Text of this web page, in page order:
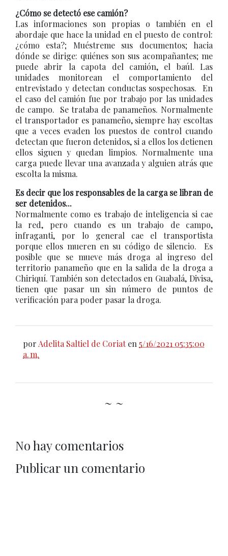
¿Cómo se detectó ese camión?
Las informaciones son propias o también en el
abordaje que hace la unidad en el puesto de control:
¿cómo esta?; Muéstreme sus documentos; hacia
dónde se dirige: quiénes son sus acompañantes; me
puede abrir la capota del camión, el baúl. Las
unidades monitorean el comportamiento del
entrevistado y detectan conductas sospechosas. En
el caso del camión fue por trabajo por las unidades
de campo. Se trataba de panameños. Normalmente
el transportador es panameño, siempre hay escoltas
que a veces evaden los puestos de control cuando
detectan que fueron detenidos, si a ellos los detienen
ellos siguen y quedan limpios. Normalmente una
carga puede llevar una avanzada y alguien atrás que
escolta la misma.
Es decir que los responsables de la carga se libran de
ser detenidos...
Normalmente como es trabajo de inteligencia si cae
la red, pero cuando es un trabajo de campo,
infraganti, por lo general cae el transportista
porque ellos mueren en su código de silencio. Es
posible que se mueve más droga al ingreso del
territorio panameño que en la salida de la droga a
Chiriquí. También son detectados en Guabalá, Divisa,
tienen que pasar un sin número de puntos de
verificación para poder pasar la droga.
por Adelita Saltiel de Coriat en 5/16/2021 05:35:00
a. m.
~ ~
No hay comentarios
Publicar un comentario